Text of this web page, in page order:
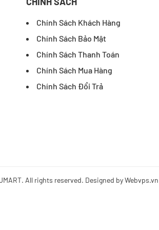
Chính Sách Khách Hàng
Chính Sách Bảo Mật
Chính Sách Thanh Toán
Chính Sách Mua Hàng
Chính Sách Đổi Trả
. All rights reserved. Designed byWebvps.vn